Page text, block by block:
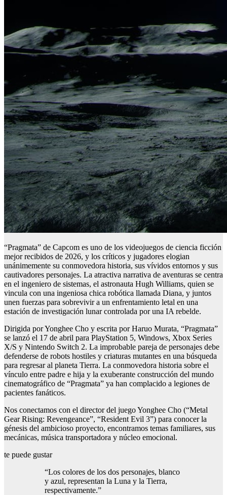
“Pragmata” de Capcom es uno de los videojuegos de ciencia ficción
mejor recibidos de 2026, y los críticos y jugadores elogian
unánimemente su conmovedora historia, sus vívidos entornos y sus
cautivadores personajes. La atractiva narrativa de aventuras se centra
en el ingeniero de sistemas, el astronauta Hugh Williams, quien se
vincula con una ingeniosa chica robótica llamada Diana, y juntos
unen fuerzas para sobrevivir a un enfrentamiento letal en una
estación de investigación lunar controlada por una IA rebelde.
Dirigida por Yonghee Cho y escrita por Haruo Murata, “Pragmata”
se lanzó el 17 de abril para PlayStation 5, Windows, Xbox Series
X/S y Nintendo Switch 2. La improbable pareja de personajes debe
defenderse de robots hostiles y criaturas mutantes en una búsqueda
para regresar al planeta Tierra. La conmovedora historia sobre el
vínculo entre padre e hija y la exuberante construcción del mundo
cinematográfico de “Pragmata” ya han complacido a legiones de
pacientes fanáticos.
Nos conectamos con el director del juego Yonghee Cho (“Metal
Gear Rising: Revengeance”, “Resident Evil 3”) para conocer la
génesis del ambicioso proyecto, encontramos temas familiares, sus
mecánicas, música transportadora y núcleo emocional.
te puede gustar
“Los colores de los dos personajes, blanco
y azul, representan la Luna y la Tierra,
respectivamente.”